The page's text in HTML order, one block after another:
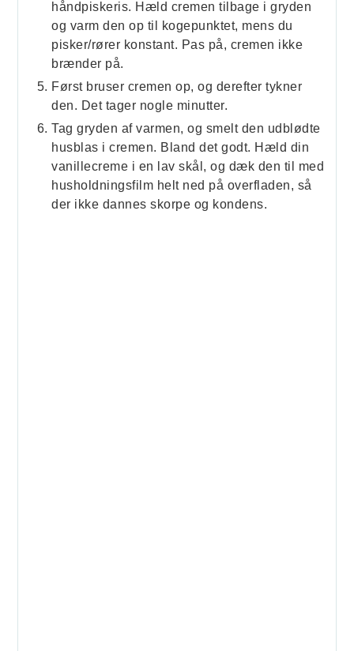
håndpiskeris. Hæld cremen tilbage i gryden
og varm den op til kogepunktet, mens du
pisker/rører konstant. Pas på, cremen ikke
brænder på.
Først bruser cremen op, og derefter tykner
den. Det tager nogle minutter.
Tag gryden af varmen, og smelt den udblødte
husblas i cremen. Bland det godt. Hæld din
vanillecreme i en lav skål, og dæk den til med
husholdningsfilm helt ned på overfladen, så
der ikke dannes skorpe og kondens.